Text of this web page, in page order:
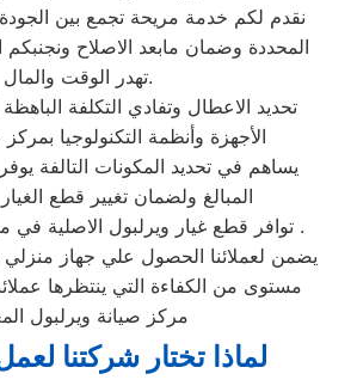
نقدم لكم خدمة مريحة تجمع بين
المحددة وضمان مابعد الاصلاح ونجنبكم
تهدر الوقت والمال.
تحديد الاعطال وتفادي التكلفة
الأجهزة وأنظمة التكنولوجيا
يساهم في تحديد المكونات التالفة يوفر
المبالغ ولضمان تغيير قطع
توافر قطع غيار ويرلبول الاصلية في مركز صيانة ويرلبول .
مستوى من الكفاءة التي ينتظرها
مركز صيانة ويرلبول
لماذا تختار شركتنا